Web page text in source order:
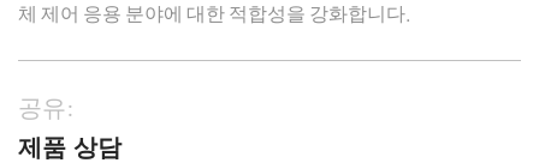
체 제어 응용 분야에 대한 적합성을 강화합니다.
공유:
제품 상담